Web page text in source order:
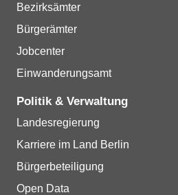
Bezirksämter
Bürgerämter
Jobcenter
Einwanderungsamt
Politik & Verwaltung
Landesregierung
Karriere im Land Berlin
Bürgerbeteiligung
Open Data